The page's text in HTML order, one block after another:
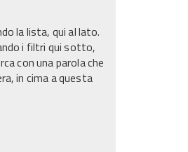
la lista, qui al lato.
i filtri qui sotto,
con una parola che
in cima a questa